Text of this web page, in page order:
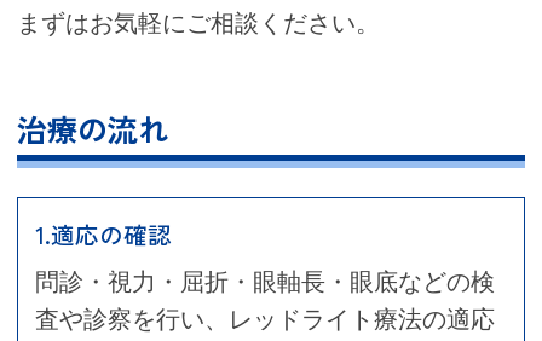
まずはお気軽にご相談ください。
治療の流れ
1.適応の確認
問診・視力・屈折・眼軸長・眼底などの検
査や診察を行い、レッドライト療法の適応